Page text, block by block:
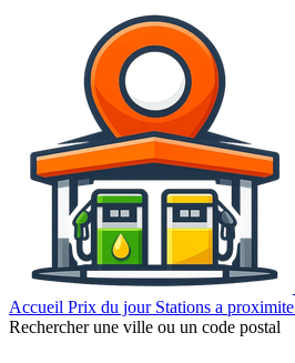
Accueil Prix du jour Stations a proximite
Rechercher une ville ou un code postal